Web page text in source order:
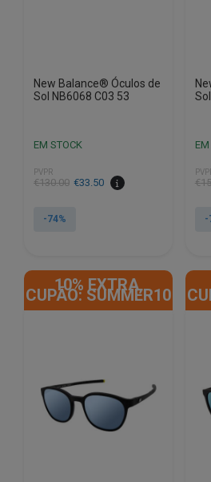
New Balance® Óculos de
Sol NB6068 C03 53
EM STOCK
PVPR
€130.00
O
original
€33.50
O
atual
-74%
€
O
O
-
10% EXTRA,
CUPÃO: SUMMER10